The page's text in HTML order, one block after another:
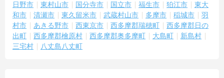
日野市
東村山市 国分寺市 国立市 福生市 狛江市
東大
和市
清瀬市 東久留米市 武蔵村山市 多摩市 稲城市
羽
村市
あきる野市 西東京市 西多摩郡瑞穂町
西多摩郡日の
出町
西多摩郡檜原村 西多摩郡奥多摩町 大島町
新島村
三宅村
八丈島八丈町